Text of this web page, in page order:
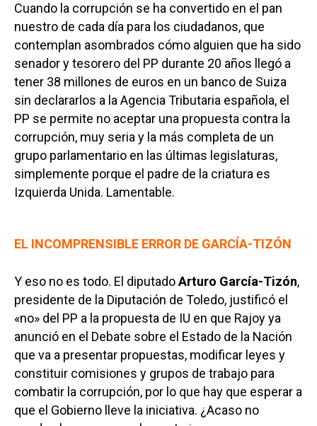
Cuando la corrupción se ha convertido en el pan
nuestro de cada día para los ciudadanos, que
contemplan asombrados cómo alguien que ha sido
senador y tesorero del PP durante 20 años llegó a
tener 38 millones de euros en un banco de Suiza
sin declararlos a la Agencia Tributaria española, el
PP se permite no aceptar una propuesta contra la
corrupción, muy seria y la más completa de un
grupo parlamentario en las últimas legislaturas,
simplemente porque el padre de la criatura es
Izquierda Unida. Lamentable.
EL INCOMPRENSIBLE ERROR DE GARCÍA-TIZÓN
Y eso no es todo. El diputadoArturo García-Tizón,
presidente de la Diputación de Toledo, justificó el
«no» del PP a la propuesta de IU en que Rajoy ya
anunció en el Debate sobre el Estado de la Nación
que va a presentar propuestas, modificar leyes y
constituir comisiones y grupos de trabajo para
combatir la corrupción, por lo que hay que esperar a
que el Gobierno lleve la iniciativa. ¿Acaso no